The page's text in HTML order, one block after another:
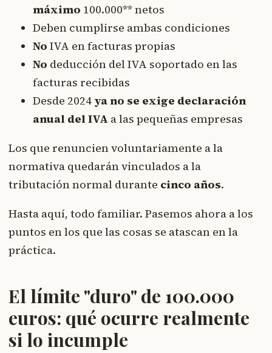
máximo 100.000** netos
Deben cumplirse ambas condiciones
No IVA en facturas propias
No deducción del IVA soportado en las
facturas recibidas
Desde 2024 ya no se exige declaración
anual del IVA a las pequeñas empresas
Los que renuncien voluntariamente a la
normativa quedarán vinculados a la
tributación normal durante cinco años.
Hasta aquí, todo familiar. Pasemos ahora a los
puntos en los que las cosas se atascan en la
práctica.
El límite "duro" de 100.000
euros: qué ocurre realmente
si lo incumple